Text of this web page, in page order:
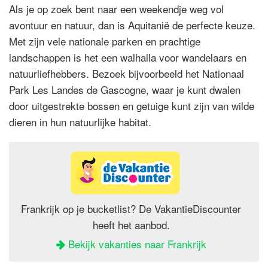
Als je op zoek bent naar een weekendje weg vol
avontuur en natuur, dan is Aquitanië de perfecte keuze.
Met zijn vele nationale parken en prachtige
landschappen is het een walhalla voor wandelaars en
natuurliefhebbers. Bezoek bijvoorbeeld het Nationaal
Park Les Landes de Gascogne, waar je kunt dwalen
door uitgestrekte bossen en getuige kunt zijn van wilde
dieren in hun natuurlijke habitat.
Frankrijk op je bucketlist? De VakantieDiscounter
heeft het aanbod.
Bekijk vakanties naar Frankrijk